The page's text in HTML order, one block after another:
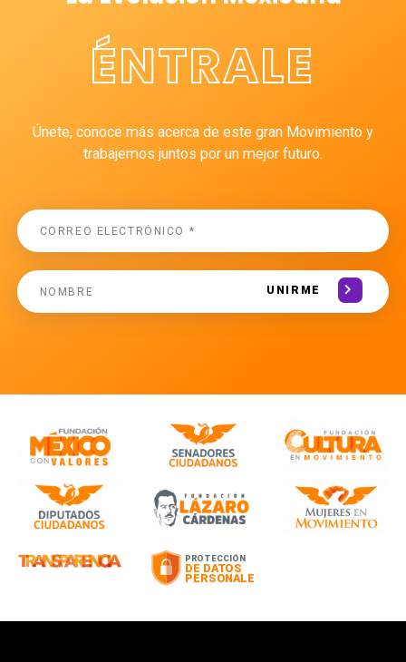
ÉNTRALE
Únete, conoce más acerca de este gran Movimiento y
trabajemos juntos por un mejor futuro.
UNIRME